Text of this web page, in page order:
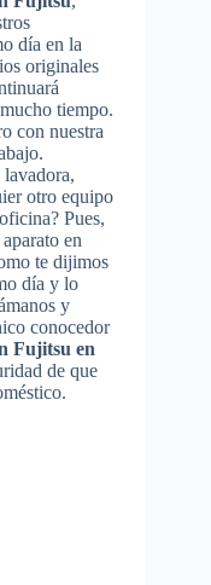
día en la
originales
tiempo.
con nuestra
lavadora,
otro equipo
Pues,
en
te dijimos
día y lo
y
conocedor
Fujitsu en
de que